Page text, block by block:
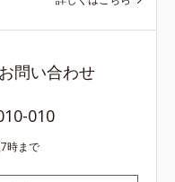
問い合わせ
010
時まで